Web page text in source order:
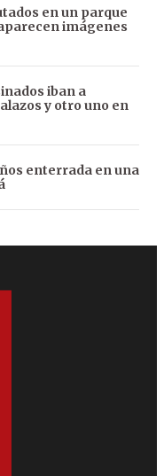
en un parque
imágenes
iban a
y otro uno en
enterrada en una